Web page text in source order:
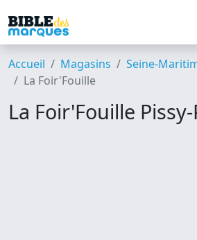
Accueil Magasins Seine-
La Foir'Fouille
La Foir'Fouille